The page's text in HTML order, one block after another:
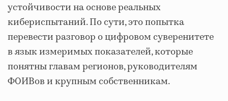
устойчивости на основе реальных
кибериспытаний. По сути, это попытка
перевести разговор о цифровом суверенитете
в язык измеримых показателей, которые
понятны главам регионов, руководителям
ФОИВов и крупным собственникам.